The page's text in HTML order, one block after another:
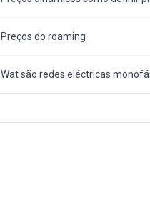
Preços do roaming
Wat são redes eléctricas